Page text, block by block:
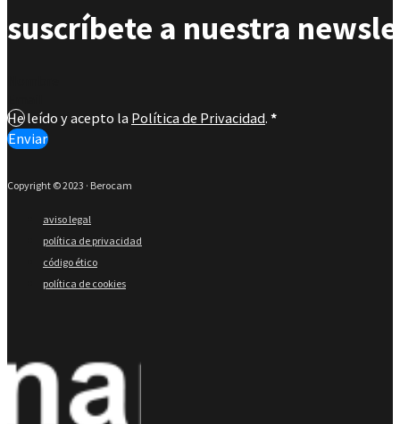
suscríbete a nuestra
He leído y acepto la Política de Privacidad. *
Enviar
Copyright © 2023 · Berocam
aviso legal
política de privacidad
código ético
política de cookies